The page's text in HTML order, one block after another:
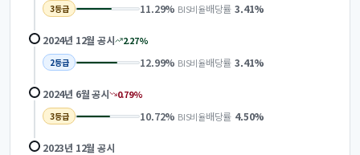
3등급 11.29% BIS비율배당률 3.41%
2024년 12월 공시 2.27%
2등급 12.99% BIS비율배당률 3.41%
2024년 6월공시 0.79%
3등급 10.72% BIS비율배당률 4.50%
2023년 12월 공시